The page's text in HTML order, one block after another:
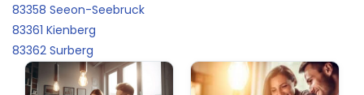
83358 Seeon-Seebruck
83361 Kienberg
83362 Surberg